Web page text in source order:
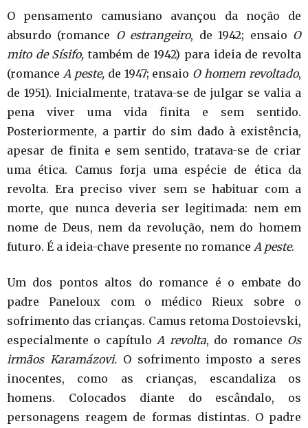
O pensamento camusiano avançou da noção de
absurdo (romance O estrangeiro, de 1942; ensaio O
mito de Sísifo, também de 1942) para ideia de revolta
(romance A peste, de 1947; ensaio O homem revoltado,
de 1951). Inicialmente, tratava-se de julgar se valia a
pena viver uma vida finita e sem sentido.
Posteriormente, a partir do sim dado à existência,
apesar de finita e sem sentido, tratava-se de criar
uma ética. Camus forja uma espécie de ética da
revolta. Era preciso viver sem se habituar com a
morte, que nunca deveria ser legitimada: nem em
nome de Deus, nem da revolução, nem do homem
futuro. É a ideia-chave presente no romance A peste.
Um dos pontos altos do romance é o embate do
padre Paneloux com o médico Rieux sobre o
sofrimento das crianças. Camus retoma Dostoievski,
especialmente o capítulo A revolta, do romance Os
irmãos Karamázovi.O sofrimento imposto a seres
inocentes, como as crianças, escandaliza os
homens. Colocados diante do escândalo, os
personagens reagem de formas distintas. O padre